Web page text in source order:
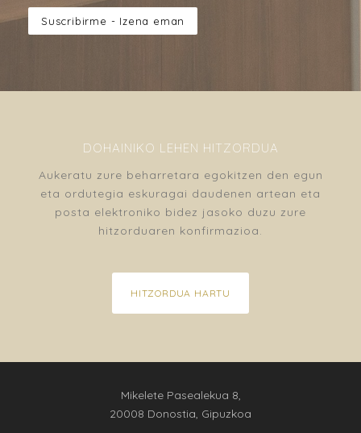
DOHAINIKO LEHEN HITZORDUA
Aukeratu zure beharretara egokitzen den egun
eta ordutegia eskuragai daudenen artean eta
posta elektroniko bidez jasoko duzu zure
hitzorduaren konfirmazioa.
HITZORDUA HARTU
Mikelete Pasealekua 8,
20008 Donostia, Gipuzkoa